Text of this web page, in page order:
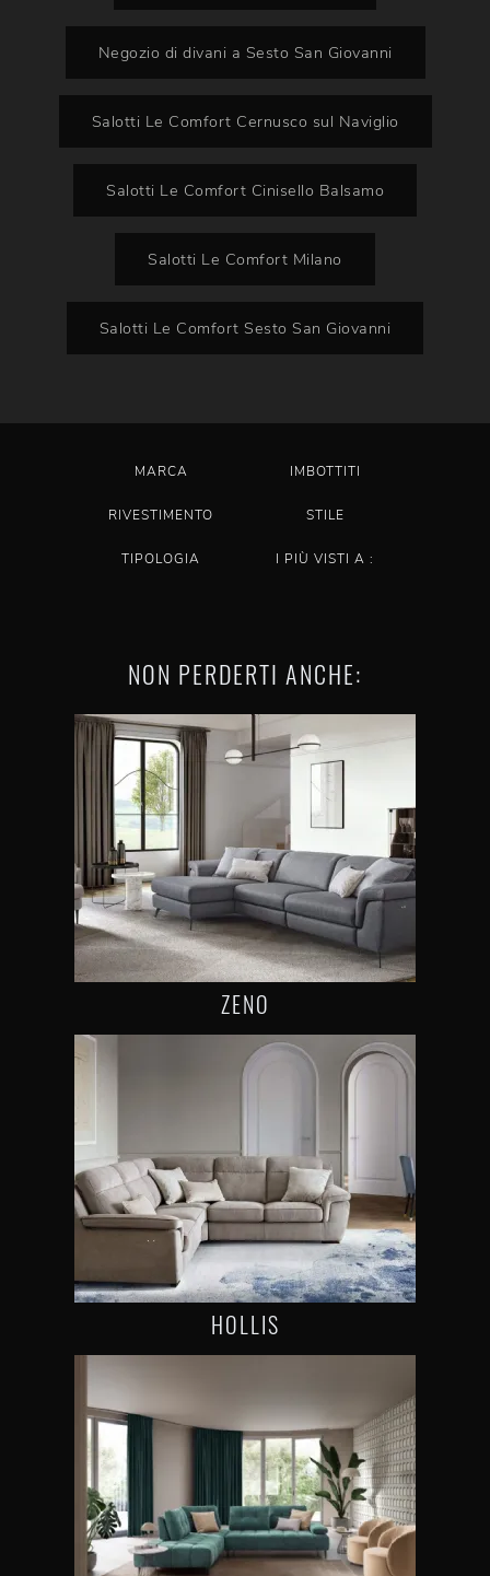
Negozio di divani a Sesto San Giovanni
Salotti Le Comfort Cernusco sul Naviglio
Salotti Le Comfort Cinisello Balsamo
Salotti Le Comfort Milano
Salotti Le Comfort Sesto San Giovanni
MARCA IMBOTTITI
RIVESTIMENTO STILE
TIPOLOGIA I PIÙ VISTI A :
NON PERDERTI ANCHE:
ZENO
HOLLIS